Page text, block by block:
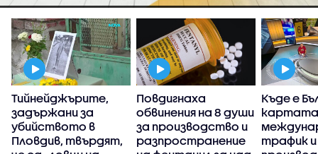
Тийнейджърите,
задържани за
убийството в
Пловдив, твърдят,
Повдигнаха
обвинения на 8 души
за производство и
разпространение
Къде е
трафик и